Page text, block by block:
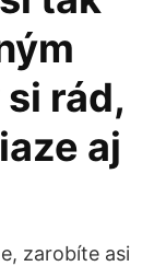
rád,
aj
zarobíte asi